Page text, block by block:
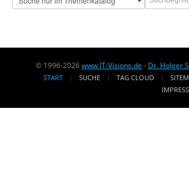
© 1996-2026www.IT-Visions.de - Dr. Holger
START SUCHE TAG CLOUD